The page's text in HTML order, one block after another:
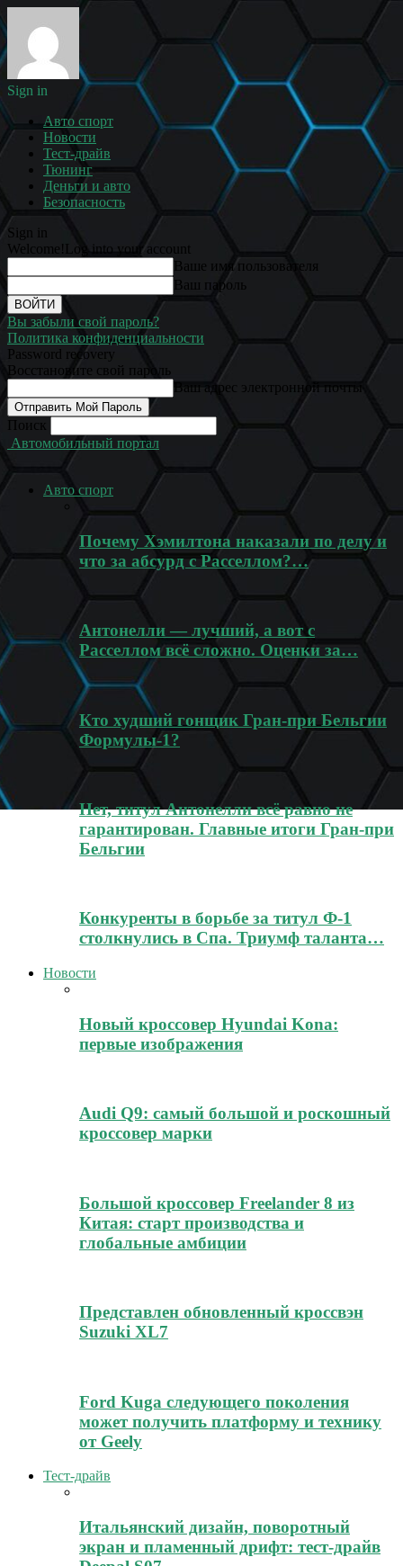
Sign in
Авто спорт
Новости
Тест-драйв
Тюнинг
Деньги и авто
Безопасность
Sign in
Welcome! Log into your account
Ваше имя пользователя
Ваш пароль
Вы забыли свой пароль?
Политика конфиденциальности
Password recovery
Восстановите свой пароль
Ваш адрес электронной почты
Поиск
Автомобильный портал
Авто спорт
Почему Хэмилтона наказали по делу и
что за абсурд с Расселлом?…
Антонелли — лучший, а вот с
Расселлом всё сложно. Оценки за…
Кто худший гонщик Гран-при Бельгии
Формулы-1?
Нет, титул Антонелли всё равно не
гарантирован. Главные итоги Гран-при
Бельгии
Конкуренты в борьбе за титул Ф-1
столкнулись в Спа. Триумф таланта…
Новости
Новый кроссовер Hyundai Kona:
первые изображения
Audi Q9: самый большой и роскошный
кроссовер марки
Большой кроссовер Freelander 8 из
Китая: старт производства и
глобальные амбиции
Представлен обновленный кроссвэн
Suzuki XL7
Ford Kuga следующего поколения
может получить платформу и технику
от Geely
Тест-драйв
Итальянский дизайн, поворотный
экран и пламенный дрифт: тест-драйв